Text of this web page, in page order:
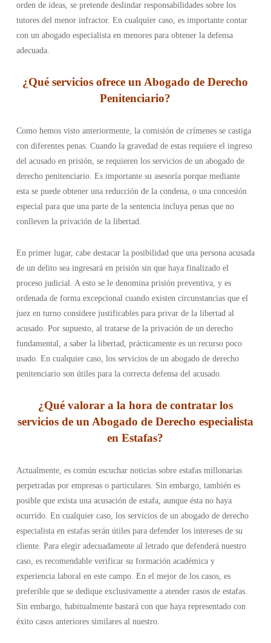
orden de ideas, se pretende deslindar responsabilidades sobre los
tutores del menor infractor. En cualquier caso, es importante contar
con un abogado especialista en menores para obtener la defensa
adecuada.
¿Qué servicios ofrece un Abogado de Derecho
Penitenciario?
Como hemos visto anteriormente, la comisión de crímenes se castiga
con diferentes penas. Cuando la gravedad de estas requiere el ingreso
del acusado en prisión, se requieren los servicios de un abogado de
derecho penitenciario. Es importante su asesoría porque mediante
esta se puede obtener una reducción de la condena, o una concesión
especial para que una parte de la sentencia incluya penas que no
conlleven la privación de la libertad.
En primer lugar, cabe destacar la posibilidad que una persona acusada
de un delito sea ingresará en prisión sin que haya finalizado el
proceso judicial. A esto se le denomina prisión preventiva, y es
ordenada de forma excepcional cuando existen circunstancias que el
juez en turno considere justificables para privar de la libertad al
acusado. Por supuesto, al tratarse de la privación de un derecho
fundamental, a saber la libertad, prácticamente es un recurso poco
usado. En cualquier caso, los servicios de un abogado de derecho
penitenciario son útiles para la correcta defensa del acusado.
¿Qué valorar a la hora de contratar los
servicios de un Abogado de Derecho especialista
en Estafas?
Actualmente, es común escuchar noticias sobre estafas millonarias
perpetradas por empresas o particulares. Sin embargo, también es
posible que exista una acusación de estafa, aunque ésta no haya
ocurrido. En cualquier caso, los servicios de un abogado de derecho
especialista en estafas serán útiles para defender los intereses de su
cliente. Para elegir adecuadamente al letrado que defenderá nuestro
caso, es recomendable verificar su formación académica y
experiencia laboral en este campo. En el mejor de los casos, es
preferible que se dedique exclusivamente a atender casos de estafas.
Sin embargo, habitualmente bastará con que haya representado con
éxito casos anteriores similares al nuestro.